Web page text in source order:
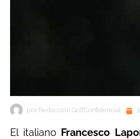
por Redacción GolfConfidencial
El italiano Francesco